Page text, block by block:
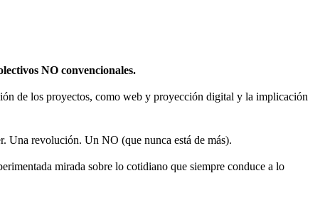
NO convencionales.
de los proyectos, como web y proyección digital y la implicación
Una revolución. Un NO (que nunca está de más).
mirada sobre lo cotidiano que siempre conduce a lo